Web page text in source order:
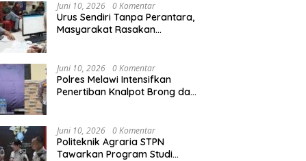
Naik ke Peringkat 10
MTQ XXXIV Kalbar
Kapolres Melawi AKBP
Bhabinkamtibmas
Agraria/Pertanahan dan Tata
Ruang
Juni 10, 2026 0 Komentar
Urus Sendiri Tanpa Perantara,
Masyarakat Rasakan
Juni 10, 2026 0 Komentar
Polres Melawi Intensifkan
Penertiban Knalpot Brong dan
Juni 10, 2026 0 Komentar
Politeknik Agraria STPN
Tawarkan Program Studi